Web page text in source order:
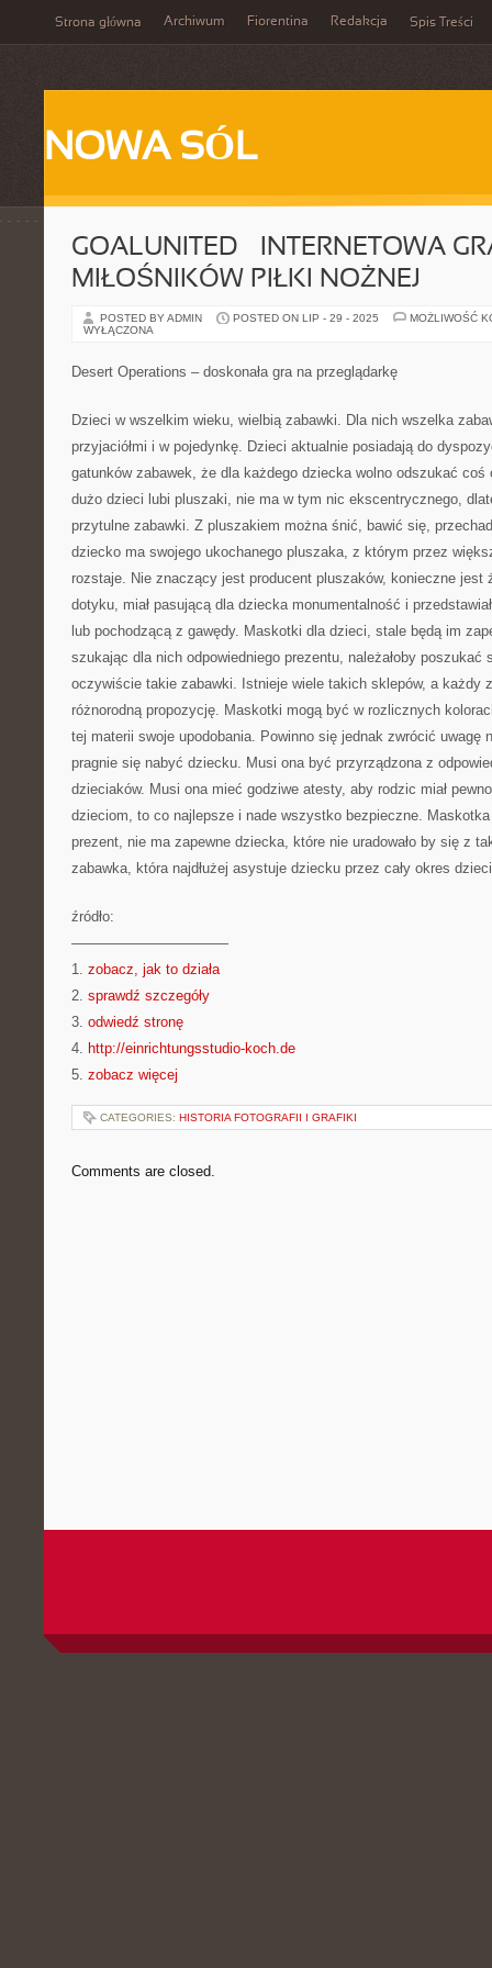
Strona główna Archiwum Fiorentina Redakcja Spis Treści
NOWA SÓL
GOALUNITED – INTERNETOWA
MIŁOŚNIKÓW PIŁKI NOŻNEJ
POSTED BY ADMIN POSTED ON LIP - 29 - 2025
MOŻLIWOŚĆ
WYŁĄCZONA
Desert Operations – doskonała gra na przeglądarkę
Dzieci w wszelkim wieku, wielbią zabawki. Dla nich wszelka
przyjaciółmi i w pojedynkę. Dzieci aktualnie posiadają do
gatunków zabawek, że dla każdego dziecka wolno odszukać coś
dużo dzieci lubi pluszaki, nie ma w tym nic ekscentrycznego,
przytulne zabawki. Z pluszakiem można śnić, bawić się,
dziecko ma swojego ukochanego pluszaka, z którym przez
rozstaje. Nie znaczący jest producent pluszaków, konieczne jest
dotyku, miał pasującą dla dziecka monumentalność i
lub pochodzącą z gawędy. Maskotki dla dzieci, stale będą im
szukając dla nich odpowiedniego prezentu, należałoby poszukać
oczywiście takie zabawki. Istnieje wiele takich sklepów, a każdy
różnorodną propozycję. Maskotki mogą być w rozlicznych
tej materii swoje upodobania. Powinno się jednak zwrócić uwagę
pragnie się nabyć dziecku. Musi ona być przyrządzona z
dzieciaków. Musi ona mieć godziwe atesty, aby rodzic miał
dzieciom, to co najlepsze i nade wszystko bezpieczne.
prezent, nie ma zapewne dziecka, które nie uradowało by się z
zabawka, która najdłużej asystuje dziecku przez cały okres
źródło:
———————————
1. zobacz, jak to działa
2. sprawdź szczegóły
3. odwiedź stronę
4. http://einrichtungsstudio-koch.de
5. zobacz więcej
CATEGORIES: HISTORIA FOTOGRAFII I GRAFIKI
Comments are closed.